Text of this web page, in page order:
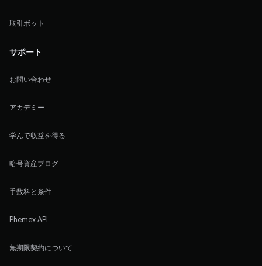
取引ボット
サポート
お問い合わせ
アカデミー
学んで収益を得る
暗号資産ブログ
手数料と条件
Phemex API
無期限契約について